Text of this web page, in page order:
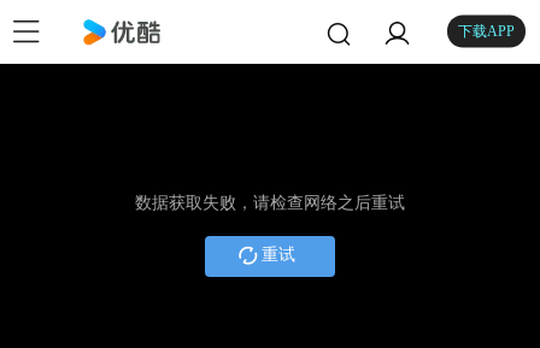
下载APP
数据获取失败，请检查网络之后重试
重试